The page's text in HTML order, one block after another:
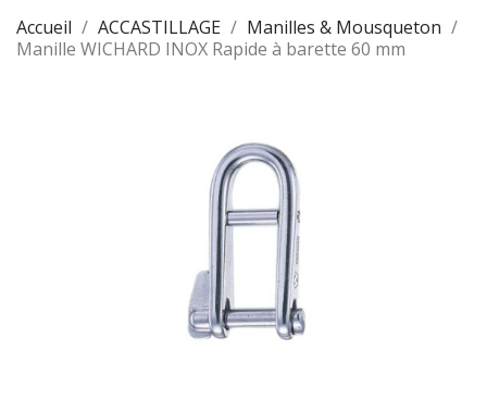
Accueil ACCASTILLAGE
Manilles & Mousqueton
Manille WICHARD INOX Rapide à barette 60 mm